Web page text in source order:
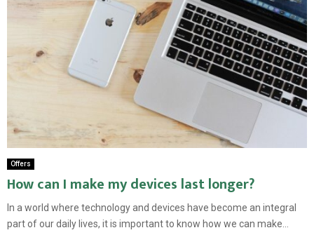
Offers
How can I make my devices last longer?
In a world where technology and devices have become an integral
part of our daily lives, it is important to know how we can make...